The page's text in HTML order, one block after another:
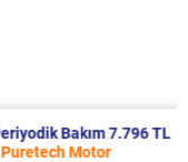
7.796 TL